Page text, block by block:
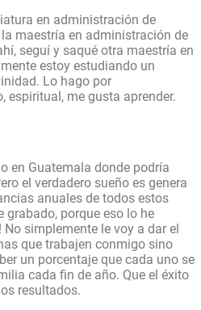
en administración de
maestría en administración de
seguí y saqué otra maestría en
estoy estudiando un
Lo hago por
espiritual, me gusta aprender.
en Guatemala donde podría
el verdadero sueño es genera
anuales de todos estos
grabado, porque eso lo he
simplemente le voy a dar el
que trabajen conmigo sino
un porcentaje que cada uno se
cada fin de año. Que el éxito
resultados.